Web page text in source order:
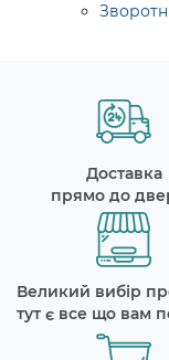
Доставка
прямо до
Великий вибір
тут є все що вам